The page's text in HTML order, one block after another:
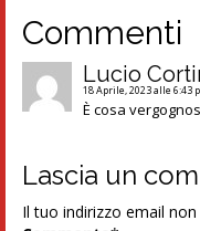
Commenti
Lucio
18 Aprile, 2023 alle 6:43
È cosa
Lascia un
Il tuo indirizzo email